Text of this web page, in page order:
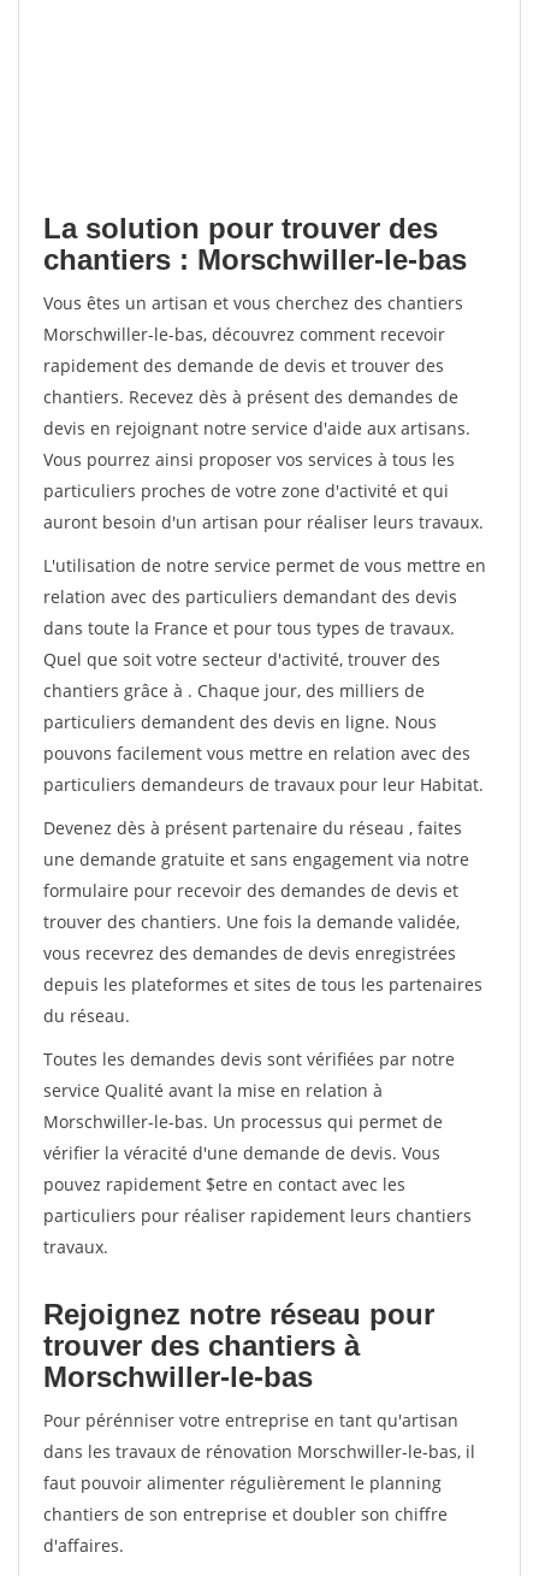
La solution pour trouver des
chantiers : Morschwiller-le-bas
Vous êtes un artisan et vous cherchez des chantiers
Morschwiller-le-bas, découvrez comment recevoir
rapidement des demande de devis et trouver des
chantiers. Recevez dès à présent des demandes de
devis en rejoignant notre service d'aide aux artisans.
Vous pourrez ainsi proposer vos services à tous les
particuliers proches de votre zone d'activité et qui
auront besoin d'un artisan pour réaliser leurs travaux.
L'utilisation de notre service permet de vous mettre en
relation avec des particuliers demandant des devis
dans toute la France et pour tous types de travaux.
Quel que soit votre secteur d'activité, trouver des
chantiers grâce à . Chaque jour, des milliers de
particuliers demandent des devis en ligne. Nous
pouvons facilement vous mettre en relation avec des
particuliers demandeurs de travaux pour leur Habitat.
Devenez dès à présent partenaire du réseau , faites
une demande gratuite et sans engagement via notre
formulaire pour recevoir des demandes de devis et
trouver des chantiers. Une fois la demande validée,
vous recevrez des demandes de devis enregistrées
depuis les plateformes et sites de tous les partenaires
du réseau.
Toutes les demandes devis sont vérifiées par notre
service Qualité avant la mise en relation à
Morschwiller-le-bas. Un processus qui permet de
vérifier la véracité d'une demande de devis. Vous
pouvez rapidement $etre en contact avec les
particuliers pour réaliser rapidement leurs chantiers
travaux.
Rejoignez notre réseau pour
trouver des chantiers à
Morschwiller-le-bas
Pour pérénniser votre entreprise en tant qu'artisan
dans les travaux de rénovation Morschwiller-le-bas, il
faut pouvoir alimenter régulièrement le planning
chantiers de son entreprise et doubler son chiffre
d'affaires.